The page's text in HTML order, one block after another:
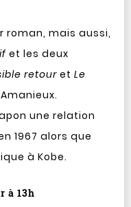
roman, mais aussi,
et les deux
retouret Le
une relation
1967 alors que
à Kobe.
à 13h